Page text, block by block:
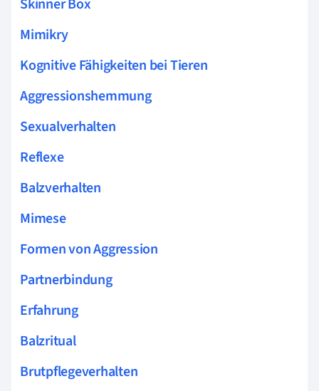
Mimikry
Kognitive Fähigkeiten bei Tieren
Aggressionshemmung
Sexualverhalten
Reflexe
Balzverhalten
Mimese
Formen von Aggression
Partnerbindung
Erfahrung
Balzritual
Brutpflegeverhalten